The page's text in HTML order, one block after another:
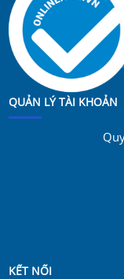
QUẢN LÝ TÀI KHOẢN
KẾT NỐI